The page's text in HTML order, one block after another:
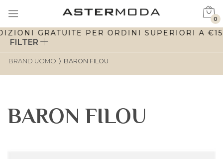
GRATUITE PER ORDINI SUPERIORI A
0
FILTER
BRAND UOMO ⟩ BARON FILOU
BARON FILOU